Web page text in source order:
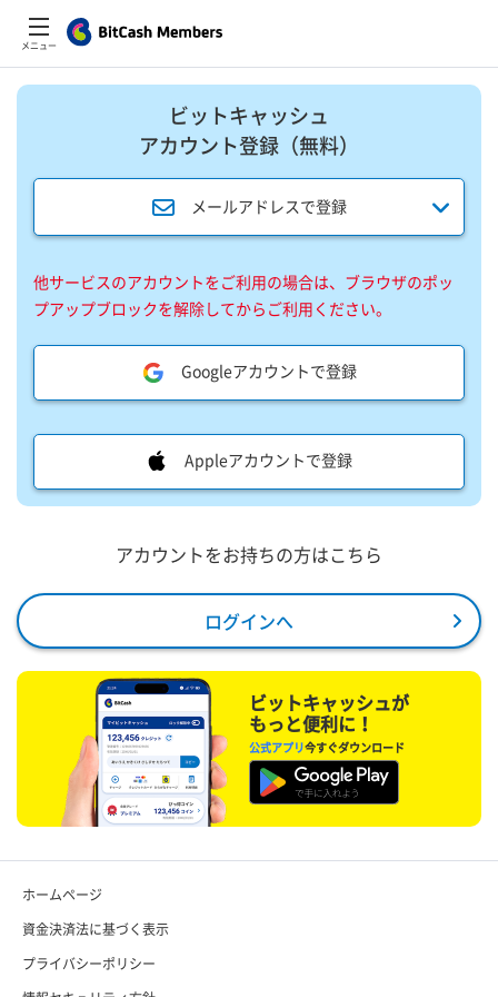
メニュー
ビットキャッシュ
アカウント登録​（無料）​
メールアドレスで登録
他サービスのアカウントをご利用の場合は、ブラウザのポッ
プアップブロックを解除してからご利用ください。
Googleアカウントで登録
Appleアカウントで登録
アカウントをお持ちの方はこちら
ログインへ
ビットキャッシュが
もっと便利に！
公式アプリ今すぐダウンロード
ホームページ
資金決済法に基づく表示
プライバシーポリシー